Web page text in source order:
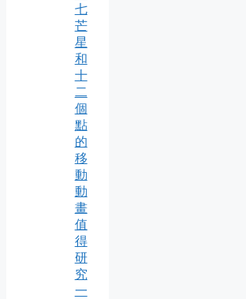
七
芒
星
和
十
二
個
點
的
移
動
動
畫
值
得
研
究
一